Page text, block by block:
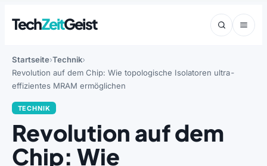
TechZeitGeist
Startseite Technik
Revolution auf dem Chip: Wie topologische Isolatoren ultra-
effizientes MRAM ermöglichen
TECHNIK
Revolution auf dem
Chip: Wie